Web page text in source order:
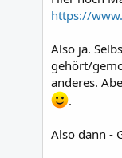
https://
Also ja.
gehört/
anderes.
.
Also dann -